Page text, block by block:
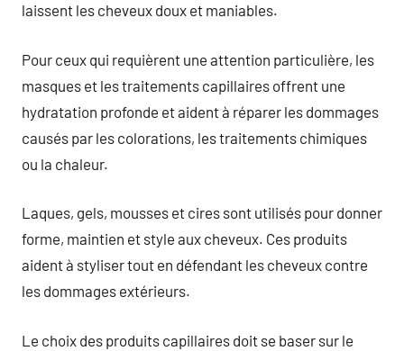
laissent les cheveux doux et maniables.
Pour ceux qui requièrent une attention particulière, les
masques et les traitements capillaires offrent une
hydratation profonde et aident à réparer les dommages
causés par les colorations, les traitements chimiques
ou la chaleur.
Laques, gels, mousses et cires sont utilisés pour donner
forme, maintien et style aux cheveux. Ces produits
aident à styliser tout en défendant les cheveux contre
les dommages extérieurs.
Le choix des produits capillaires doit se baser sur le